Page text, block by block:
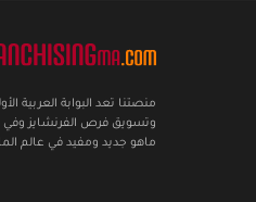
منصتنا تعد البوابة العربية
وتسويق فرص الفرنشايز وفي
ماهو جديد ومفيد في عالم